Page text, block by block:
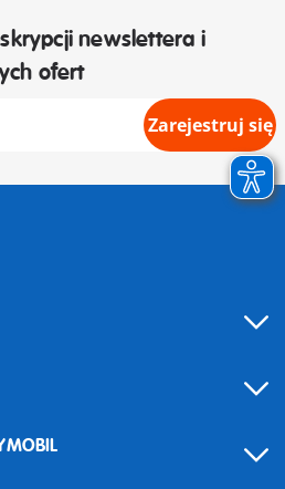
newslettera i
ofert
Zarejestruj się